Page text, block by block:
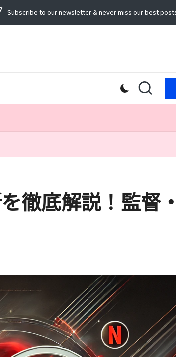
Subscribe to our newsletter & never miss our best
徹底解説！監督